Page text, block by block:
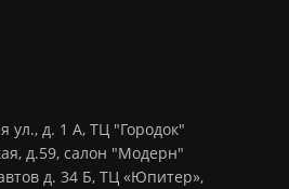
ул., д. 1 А, ТЦ "Городок"
д.59, салон "Модерн"
д. 34 Б, ТЦ «Юпитер»,